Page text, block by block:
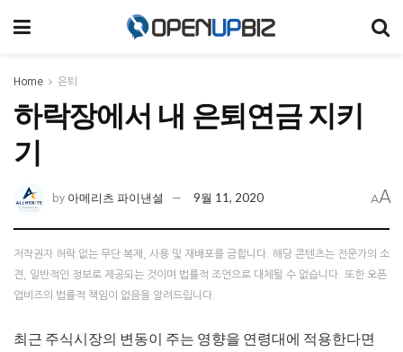
Home 은퇴
하락장에서 내 은퇴연금 지키
기
by 아메리츠 파이낸셜 9월 11, 2020 AA
저작권자 허락 없는 무단 복제, 사용 및 재배포를 금합니다. 해당 콘텐츠는 전문가의 소
견, 일반적인 정보로 제공되는 것이며 법률적 조언으로 대체될 수 없습니다. 또한 오픈
업비즈의 법률적 책임이 없음을 알려드립니다.
최근 주식시장의 변동이 주는 영향을 연령대에 적용한다면